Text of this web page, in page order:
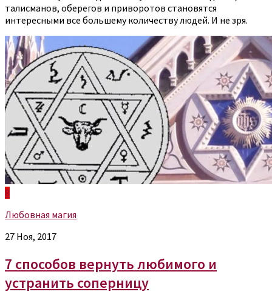
талисманов, оберегов и приворотов становятся
интересными все большему количеству людей. И не зря.
8
Любовная магия
27 Ноя, 2017
7 способов вернуть любимого и
устранить соперницу